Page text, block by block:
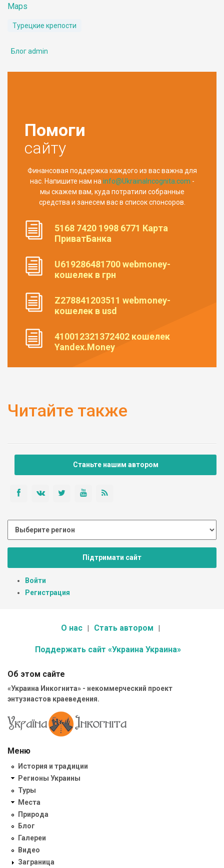
Maps
Турецкие крепости
Блог admin
Помоги
сайту
Финансовая поддержка каждого из вас важна для
нас. Напишите нам на info@UkrainaIncognita.com -
мы скажем вам, куда потратили собранные
средства и занесем вас в список спонсоров.
5168 7420 1998 6771 Карта
ПриватБанка
U619286481700 webmoney-
кошелек в грн
Z278841203511 webmoney-
кошелек в usd
410012321372402 кошелек
Yandex.Money
Читайте также
Станьте нашим автором
Підтримати сайт
Войти
Регистрация
О нас Стать автором
Поддержать сайт «Украина Украина»
Об этом сайте
«Украина Инкогнита» - некоммерческий проект
энтузиастов краеведения.
Меню
История и традиции
Регионы Украины
Туры
Места
Природа
Блог
Галереи
Видео
Заграница